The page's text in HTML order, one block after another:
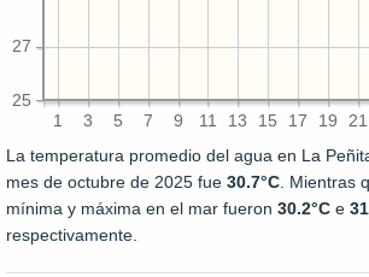
1 3 5 7 9 11 13 15 17 19 21
25
27
La temperatura promedio del agua en La
mes de octubre de 2025 fue 30.7°C . Mientras
mínima y máxima en el mar fueron 30.2°C e
respectivamente.